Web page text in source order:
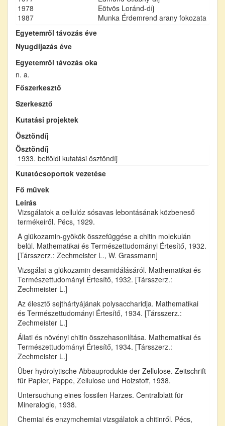
1978
Eötvös Loránd-díj
1987
Munka Érdemrend arany fokozata
Egyetemről távozás éve
Nyugdíjazás éve
Egyetemről távozás oka
n. a.
Főszerkesztő
Szerkesztő
Kutatási projektek
Ösztöndíj
Ösztöndíj
1933. belföldi kutatási ösztöndíj
Kutatócsoportok vezetése
Fő művek
Leírás
Vizsgálatok a cellulóz sósavas lebontásának közbeneső
termékeiről. Pécs, 1929.
A glükozamin-gyökök összefüggése a chitin molekulán
belül. Mathematikai és Természettudományi Értesítő, 1932.
[Társszerz.: Zechmeister L., W. Grassmann]
Vizsgálat a glükozamin desamidálásáról. Mathematikai és
Természettudományi Értesítő, 1932. [Társszerz.:
Zechmeister L.]
Az élesztő sejthártyájának polysaccharidja. Mathematikai
és Természettudományi Értesítő, 1934. [Társszerz.:
Zechmeister L.]
Állati és növényi chitin összehasonlítása. Mathematikai és
Természettudományi Értesítő, 1934. [Társszerz.:
Zechmeister L.]
Über hydrolytische Abbauprodukte der Zellulose. Zeitschrift
für Papier, Pappe, Zellulose und Holzstoff, 1938.
Untersuchung eines fossilen Harzes. Centralblatt für
Mineralogie, 1938.
Chemiai és enzymchemiai vizsgálatok a chitinről. Pécs,